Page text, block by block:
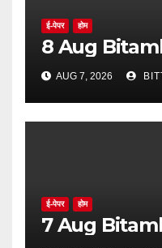
ई-पेपर होम
8 Aug
AUG 7, 2026
ई-पेपर होम
7 Aug